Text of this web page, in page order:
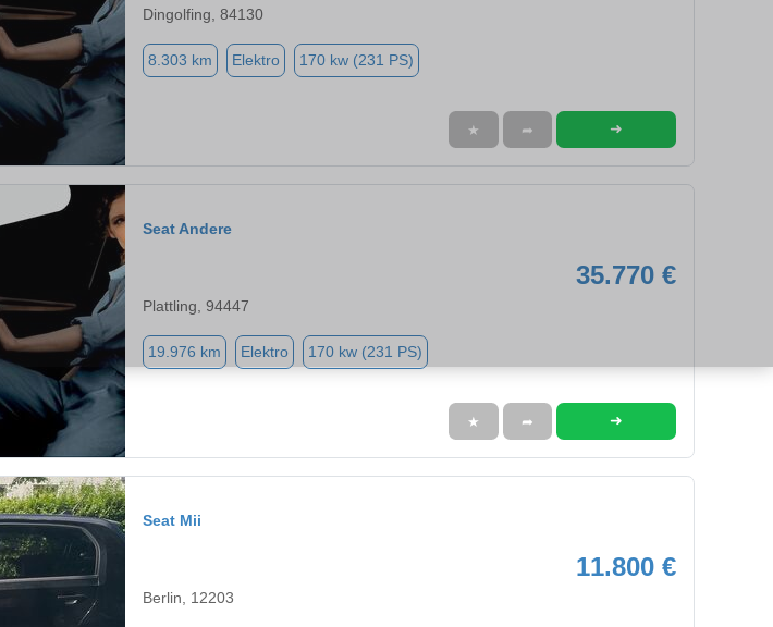
Dingolfing, 84130
8.303 km Elektro 170 kw (231 PS)
★ ➦ ➜
Seat Andere
35.770 €
Plattling, 94447
19.976 km Elektro 170 kw (231 PS)
★ ➦ ➜
Seat Mii
11.800 €
Berlin, 12203